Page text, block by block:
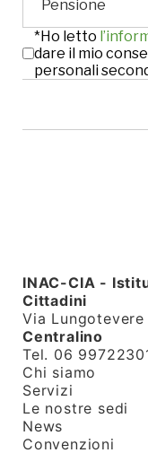
*Ho letto
dare il mio
personali
INAC-CIA -
Cittadini
Via
Centralino
Tel. 06
Chi siamo
Servizi
Le nostre sedi
News
Convenzioni